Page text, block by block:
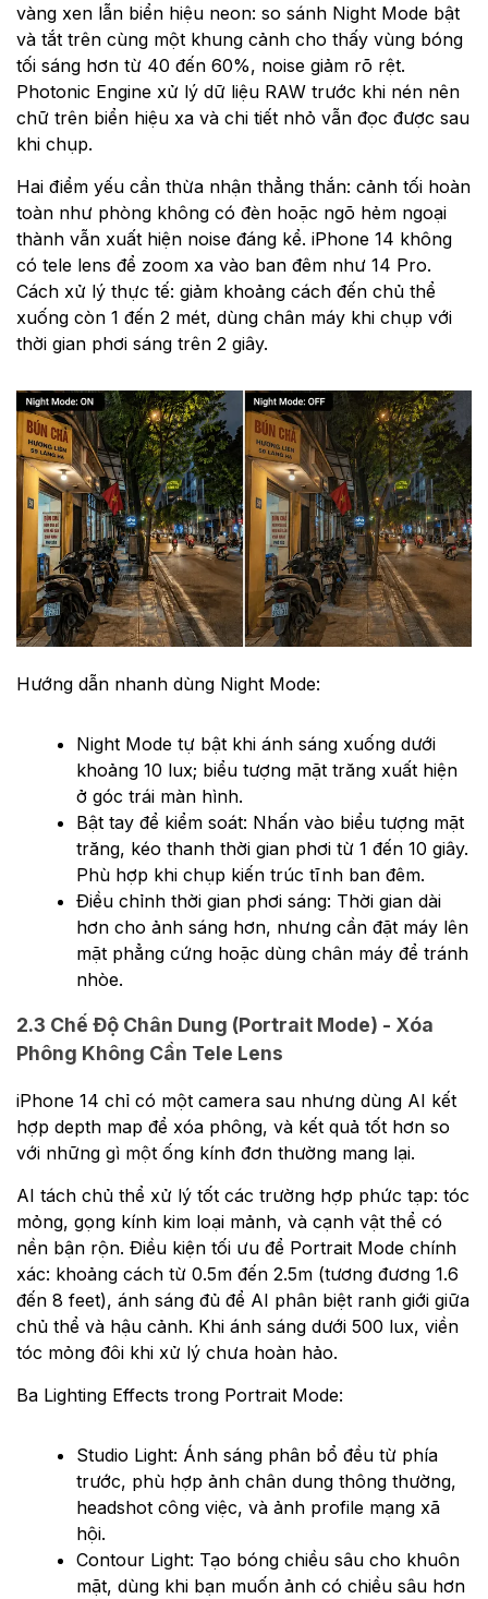
vàng xen lẫn biển hiệu neon: so sánh Night Mode bật
và tắt trên cùng một khung cảnh cho thấy vùng bóng
tối sáng hơn từ 40 đến 60%, noise giảm rõ rệt.
Photonic Engine xử lý dữ liệu RAW trước khi nén nên
chữ trên biển hiệu xa và chi tiết nhỏ vẫn đọc được sau
khi chụp.
Hai điểm yếu cần thừa nhận thẳng thắn: cảnh tối hoàn
toàn như phòng không có đèn hoặc ngõ hẻm ngoại
thành vẫn xuất hiện noise đáng kể. iPhone 14 không
có tele lens để zoom xa vào ban đêm như 14 Pro.
Cách xử lý thực tế: giảm khoảng cách đến chủ thể
xuống còn 1 đến 2 mét, dùng chân máy khi chụp với
thời gian phơi sáng trên 2 giây.
Hướng dẫn nhanh dùng Night Mode:
Night Mode tự bật khi ánh sáng xuống dưới
khoảng 10 lux; biểu tượng mặt trăng xuất hiện
ở góc trái màn hình.
Bật tay để kiểm soát: Nhấn vào biểu tượng mặt
trăng, kéo thanh thời gian phơi từ 1 đến 10 giây.
Phù hợp khi chụp kiến trúc tĩnh ban đêm.
Điều chỉnh thời gian phơi sáng: Thời gian dài
hơn cho ảnh sáng hơn, nhưng cần đặt máy lên
mặt phẳng cứng hoặc dùng chân máy để tránh
nhòe.
2.3 Chế Độ Chân Dung (Portrait Mode) - Xóa
Phông Không Cần Tele Lens
iPhone 14 chỉ có một camera sau nhưng dùng AI kết
hợp depth map để xóa phông, và kết quả tốt hơn so
với những gì một ống kính đơn thường mang lại.
AI tách chủ thể xử lý tốt các trường hợp phức tạp: tóc
mỏng, gọng kính kim loại mảnh, và cạnh vật thể có
nền bận rộn. Điều kiện tối ưu để Portrait Mode chính
xác: khoảng cách từ 0.5m đến 2.5m (tương đương 1.6
đến 8 feet), ánh sáng đủ để AI phân biệt ranh giới giữa
chủ thể và hậu cảnh. Khi ánh sáng dưới 500 lux, viền
tóc mỏng đôi khi xử lý chưa hoàn hảo.
Ba Lighting Effects trong Portrait Mode:
Studio Light: Ánh sáng phân bổ đều từ phía
trước, phù hợp ảnh chân dung thông thường,
headshot công việc, và ảnh profile mạng xã
hội.
Contour Light: Tạo bóng chiều sâu cho khuôn
mặt, dùng khi bạn muốn ảnh có chiều sâu hơn